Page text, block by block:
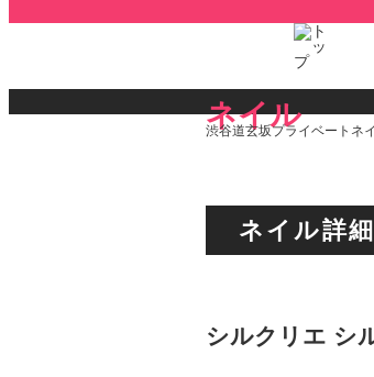
ネイル
渋谷道玄坂プライベートネ
ネイル詳細
シルクリエ シ